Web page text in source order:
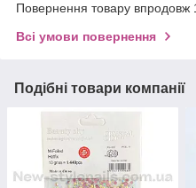
Повернення товару впродовж
Всі умови повернення
Подібні товари компанії